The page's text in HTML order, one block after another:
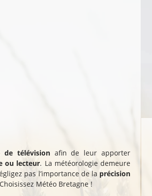
de télévisionafin de leur apporter
ou lecteur. La météorologie demeure
pas l’importance de la précision
Météo Bretagne !